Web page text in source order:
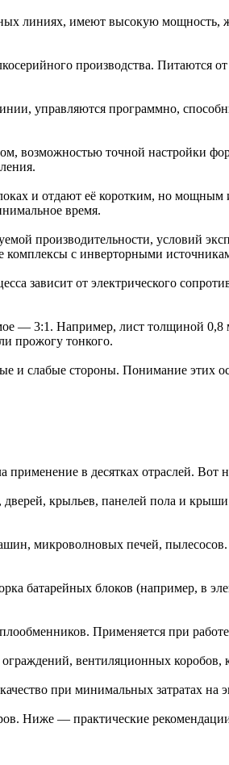
линиях, имеют высокую мощность,
производства. Питаются
управляются программно,
точной настройки
и отдают её коротким, но
время.
производительности, условий
комплексы с инверторными
зависит от электрического
— 3:1. Например, лист толщиной
прожогу тонкого.
и слабые стороны. Понимание этих
применение в десятках отраслей. Вот
крыльев, панелей пола и
микроволновых печей, пылесосов.
батарейных блоков (например, в
Применяется при
вентиляционных коробов,
при минимальных затратах на
Ниже — практические